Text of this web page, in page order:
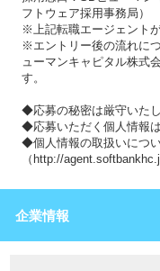
フトウェア採用事務局）
※上記転職エージェント
※エントリー後の流れに
ューマンキャピタル株式
す。
◆応募の秘密は厳守いたし
◆応募いただく個人情報
◆個人情報の取扱いにつ
（http://
企業情報